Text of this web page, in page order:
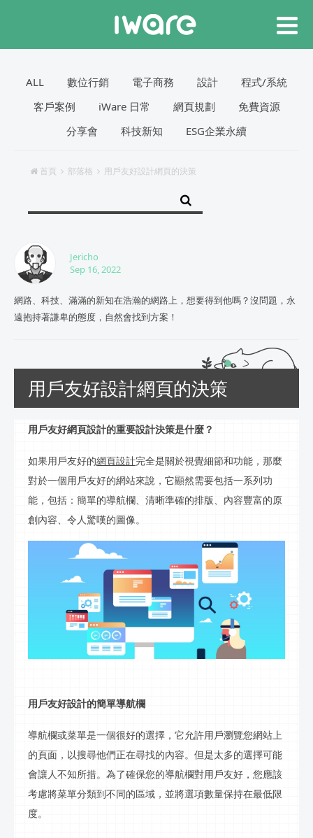
ALL 數位行銷 電子商務 設計
程式/系統
客戶案例
iWare 日常 網頁規劃
免費資源
分享會
科技新知 ESG企業永續
首頁 部落格 用戶友好設計網頁的決策
Jericho
Sep 16, 2022
網路、科技、滿滿的新知在浩瀚的網路上，想要得到他嗎？沒問題，永
遠抱持著謙卑的態度，自然會找到方案！
用戶友好設計網頁的決策
用戶友好網頁設計的重要設計決策是什麼？
如果用戶友好的網頁設計完全是關於視覺細節和功能，那麼
對於一個用戶友好的網站來說，它顯然需要包括一系列功
能，包括：簡單的導航欄、清晰準確的排版、內容豐富的原
創內容、令人驚嘆的圖像。
用戶友好設計的簡單導航欄
導航欄或菜單是一個很好的選擇，它允許用戶瀏覽您網站上
的頁面，以搜尋他們正在尋找的內容。但是太多的選擇可能
會讓人不知所措。為了確保您的導航欄對用戶友好，您應該
考慮將菜單分類到不同的區域，並將選項數量保持在最低限
度。